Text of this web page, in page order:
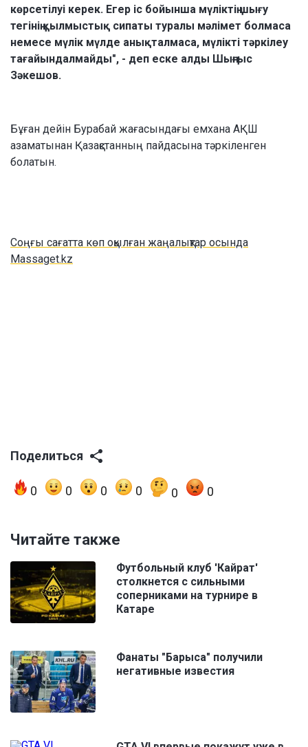
көрсетілуі керек. Егер іс бойынша мүліктің шығу
тегінің қылмыстық сипаты туралы мәлімет болмаса
немесе мүлік мүлде анықталмаса, мүлікті тәркілеу
тағайындалмайды", - деп еске алды Шыңғыс
Зәкешов.
Бұған дейін Бурабай жағасындағы емхана АҚШ
азаматынан Қазақстанның пайдасына тәркіленген
болатын.
Соңғы сағатта көп оқылған жаңалықтар осында
Massaget.kz
Поделиться
0 0 0 0 0 0
Читайте также
Футбольный клуб 'Кайрат'
столкнется с сильными
соперниками на турнире в
Катаре
Фанаты "Барыса" получили
негативные известия